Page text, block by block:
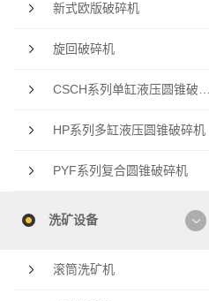
新式欧版破碎机
旋回破碎机
HP系列多缸液压圆锥破碎机
PYF系列复合圆锥破碎机
洗矿设备
滚筒洗矿机